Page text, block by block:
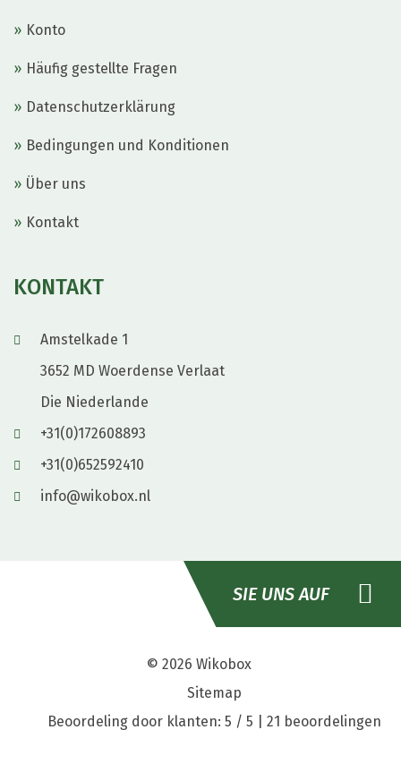
Konto
Häufig gestellte Fragen
Datenschutzerklärung
Bedingungen und Konditionen
Über uns
Kontakt
KONTAKT
Amstelkade 1
3652 MD Woerdense Verlaat
Die Niederlande
+31(0)172608893
+31(0)652592410
info@wikobox.nl
© 2026 Wikobox
Sitemap
Beoordeling door klanten: 5 / 5 | 21 beoordelingen
SIE UNS AUF